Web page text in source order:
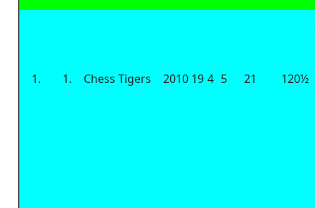
1. 1. Chess Tigers 2010 19 4 5 21 120½